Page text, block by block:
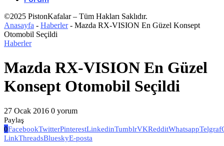
©2025 PistonKafalar – Tüm Hakları Saklıdır.
Anasayfa - Haberler- Mazda RX-VISION En Güzel Konsept
Otomobil Seçildi
Haberler
Mazda RX-VISION En Güzel
Konsept Otomobil Seçildi
27 Ocak 2016 0 yorum
Paylaş
0FacebookTwitterPinterestLinkedinTumblrVKRedditWhatsappTelgraf
LinkThreadsBlueskyE-posta